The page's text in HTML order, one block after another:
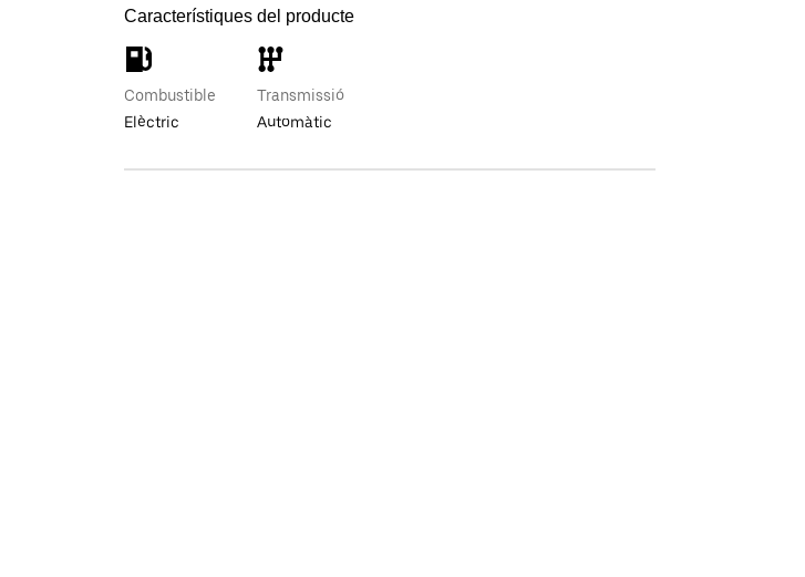
Característiques del producte
Combustible
Elèctric
Transmissió
Automàtic